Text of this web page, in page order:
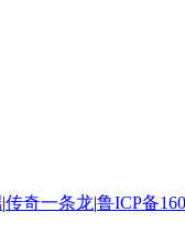
|传奇一条龙|鲁ICP备